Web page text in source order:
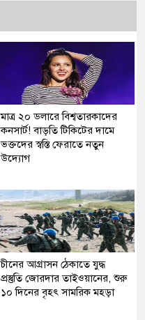
মাত্র ২০ ডলারে বিশ্বতারকাদের
কনসার্ট! বাড়তি টিকিটের দামে
ভক্তদের স্বস্তি ফেরাতে নতুন
উদ্যোগ
চীনের আগ্রাসন ঠেকাতে যুদ্ধ
প্রস্তুতি জোরদার তাইওয়ানের, শুরু
১০ দিনের বৃহৎ সামরিক মহড়া